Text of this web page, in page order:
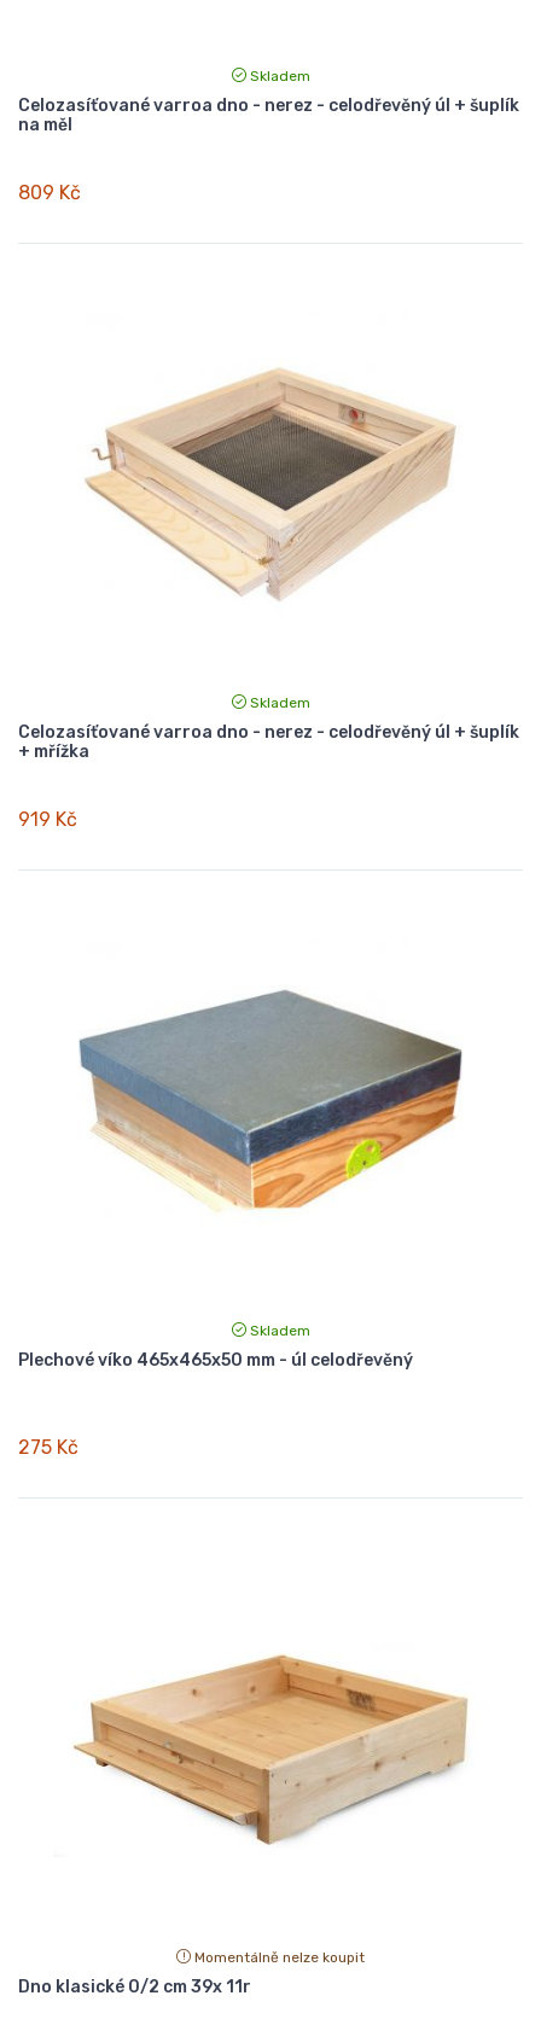
Skladem
Celozasíťované varroa dno - nerez - celodřevěný úl + šuplík
na měl
809 Kč
Skladem
Celozasíťované varroa dno - nerez - celodřevěný úl + šuplík
+ mřížka
919 Kč
Skladem
Plechové víko 465x465x50 mm - úl celodřevěný
275 Kč
Momentálně nelze koupit
Dno klasické 0/2 cm 39x 11r